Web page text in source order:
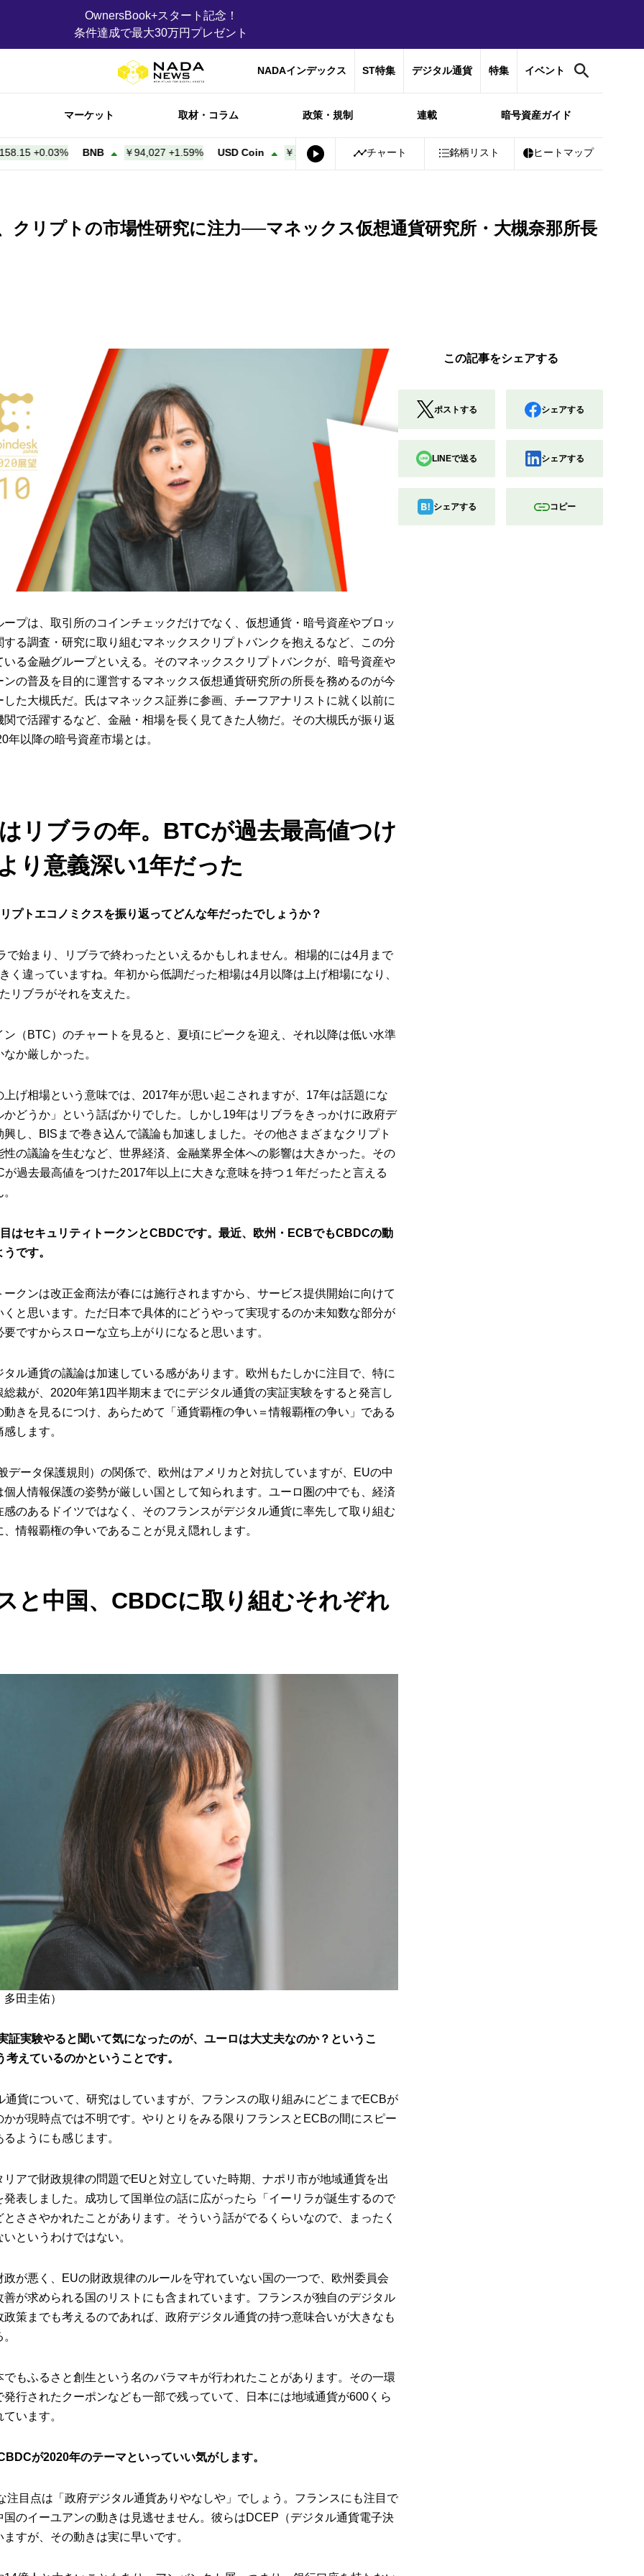
OwnersBook+スタート記念！
条件達成で最大30万円プレゼント
NADAインデックス ST特集 デジタル通貨 特集 イベント
マーケット 取材・コラム 政策・規制 連載 暗号資産ガイド
+0.03% BNB ￥94,027+1.59% USD Coin ￥158.21 +0.01% Bitcoin ￥10,280,317 +1.10% Ethereum ￥302,975
チャート 銘柄リスト ヒートマップ
クリプトの市場性研究に注力──マネックス仮想通貨研究所・大槻奈那所長
ープは、取引所のコインチェックだけでなく、仮想通貨・暗号資産やブロッ
する調査・研究に取り組むマネックスクリプトバンクを抱えるなど、この分
いる金融グループといえる。そのマネックスクリプトバンクが、暗号資産や
ンの普及を目的に運営するマネックス仮想通貨研究所の所長を務めるのが今
した大槻氏だ。氏はマネックス証券に参画、チーフアナリストに就く以前に
関で活躍するなど、金融・相場を長く見てきた人物だ。その大槻氏が振り返
年以降の暗号資産市場とは。
リブラの年。BTCが過去最高値つけ
り意義深い1年だった
プトエコノミクスを振り返ってどんな年だったでしょうか？
で始まり、リブラで終わったといえるかもしれません。相場的には4月まで
く違っていますね。年初から低調だった相場は4月以降は上げ相場になり、
リブラがそれを支えた。
ン（BTC）のチャートを見ると、夏頃にピークを迎え、それ以降は低い水準
か厳しかった。
上げ相場という意味では、2017年が思い起こされますが、17年は話題にな
かどうか」という話ばかりでした。しかし19年はリブラをきっかけに政府デ
興し、BISまで巻き込んで議論も加速しました。その他さまざまなクリプト
性の議論を生むなど、世界経済、金融業界全体への影響は大きかった。その
が過去最高値をつけた2017年以上に大きな意味を持つ１年だったと言える
はセキュリティトークンとCBDCです。最近、欧州・ECBでもCBDCの動
です。
ークンは改正金商法が春には施行されますから、サービス提供開始に向けて
くと思います。ただ日本で具体的にどうやって実現するのか未知数な部分が
ですからスローな立ち上がりになると思います。
タル通貨の議論は加速している感があります。欧州もたしかに注目で、特に
総裁が、2020年第1四半期末までにデジタル通貨の実証実験をすると発言し
動きを見るにつけ、あらためて「通貨覇権の争い＝情報覇権の争い」である
します。
データ保護規則）の関係で、欧州はアメリカと対抗していますが、EUの中
個人情報保護の姿勢が厳しい国として知られます。ユーロ圏の中でも、経済
感のあるドイツではなく、そのフランスがデジタル通貨に率先して取り組む
情報覇権の争いであることが見え隠れします。
と中国、CBDCに取り組むそれぞれ
田圭佑）
証実験やると聞いて気になったのが、ユーロは大丈夫なのか？というこ
えているのかということです。
通貨について、研究はしていますが、フランスの取り組みにどこまでECBが
かが現時点では不明です。やりとりをみる限りフランスとECBの間にスピー
ようにも感じます。
リアで財政規律の問題でEUと対立していた時期、ナポリ市が地域通貨を出
発表しました。成功して国単位の話に広がったら「イーリラが誕生するので
ささやかれたことがあります。そういう話がでるくらいなので、まったく
というわけではない。
政が悪く、EUの財政規律のルールを守れていない国の一つで、欧州委員会
善が求められる国のリストにも含まれています。フランスが独自のデジタル
政策までも考えるのであれば、政府デジタル通貨の持つ意味合いが大きなも
でもふるさと創生という名のバラマキが行われたことがあります。その一環
発行されたクーポンなども一部で残っていて、日本には地域通貨が600くら
います。
が2020年のテーマといっていい気がします。
注目点は「政府デジタル通貨ありやなしや」でしょう。フランスにも注目で
国のイーユアンの動きは見逃せません。彼らはDCEP（デジタル通貨電子決
すが、その動きは実に早いです。
この記事をシェアする
ポストする シェアする
LINEで送る シェアする
シェアする コピー